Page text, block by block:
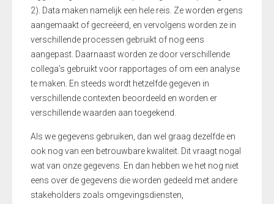
2). Data maken namelijk een hele reis. Ze worden ergens
aangemaakt of gecreëerd, en vervolgens worden ze in
verschillende processen gebruikt of nog eens
aangepast. Daarnaast worden ze door verschillende
collega’s gebruikt voor rapportages of om een analyse
te maken. En steeds wordt hetzelfde gegeven in
verschillende contexten beoordeeld en worden er
verschillende waarden aan toegekend.
Als we gegevens gebruiken, dan wel graag dezelfde en
ook nog van een betrouwbare kwaliteit. Dit vraagt nogal
wat van onze gegevens. En dan hebben we het nog niet
eens over de gegevens die worden gedeeld met andere
stakeholders zoals omgevingsdiensten,